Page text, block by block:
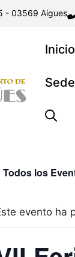
- 03569 Aigues
Inicio
Todos los
evento ha